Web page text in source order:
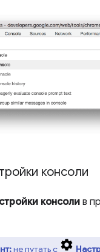
консоли
консоли в
не путать с